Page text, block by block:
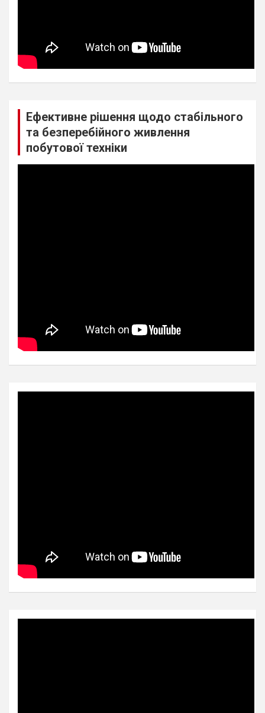
Ефективне рішення щодо стабільного
та безперебійного живлення
побутової техніки